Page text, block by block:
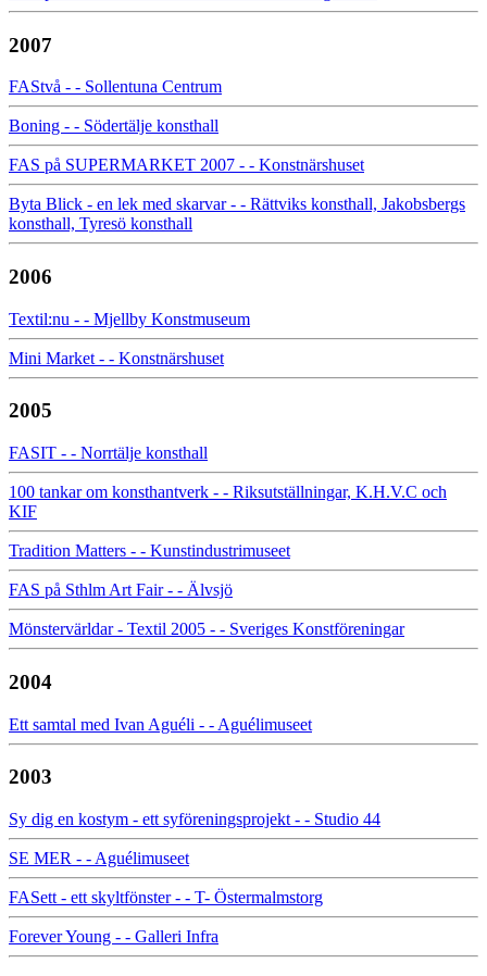
2007
FAStvå - - Sollentuna Centrum
Boning - - Södertälje konsthall
FAS på SUPERMARKET 2007 - - Konstnärshuset
Byta Blick - en lek med skarvar - - Rättviks konsthall, Jakobsbergs
konsthall, Tyresö konsthall
2006
Textil:nu - - Mjellby Konstmuseum
Mini Market - - Konstnärshuset
2005
FASIT - - Norrtälje konsthall
100 tankar om konsthantverk - - Riksutställningar, K.H.V.C och
KIF
Tradition Matters - - Kunstindustrimuseet
FAS på Sthlm Art Fair - - Älvsjö
Mönstervärldar - Textil 2005 - - Sveriges Konstföreningar
2004
Ett samtal med Ivan Aguéli - - Aguélimuseet
2003
Sy dig en kostym - ett syföreningsprojekt - - Studio 44
SE MER - - Aguélimuseet
FASett - ett skyltfönster - - T- Östermalmstorg
Forever Young - - Galleri Infra